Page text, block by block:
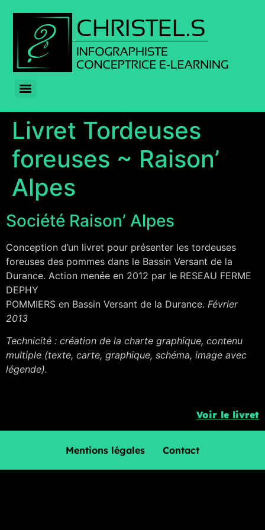
Livret Tordeuses
foreuses ~ Raison’
Alpes
Société Raison’ Alpes
Conception d’un livret pour présenter les tordeuses
foreuses des pommes dans le Bassin Versant de la
Durance. Action menée en 2012 par le RESEAU FERME
DEPHY
POMMIERS en Bassin Versant de la Durance. Février
2013
Technicité : création de la charte graphique, contenu
multiple (texte, carte, graphique, schéma, image avec
légende).
Voir le livret
Mentions légales Contact